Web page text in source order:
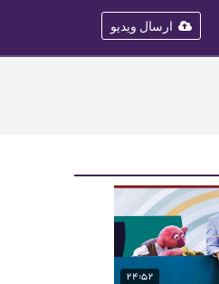
ارسال ویدیو
24:52